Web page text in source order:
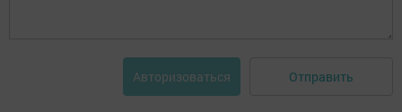
Авторизоваться Отправить